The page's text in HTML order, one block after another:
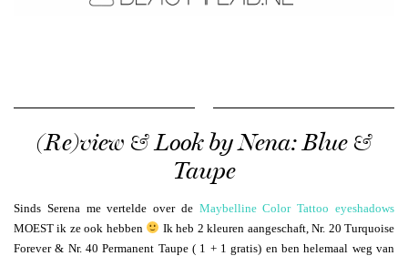
(Re)view & Look by Nena: Blue &
Taupe
Sinds Serena me vertelde over de Maybelline Color Tattoo eyeshadows
MOEST ik ze ook hebben
Ik heb 2 kleuren aangeschaft, Nr. 20 Turquoise
Forever & Nr. 40 Permanent Taupe ( 1 + 1 gratis) en ben helemaal weg van